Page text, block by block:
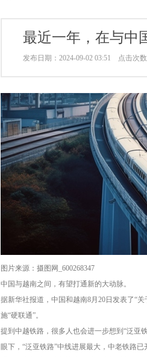
最近一年，在与中
发布日期：2024-09-02 03:51 点击次
图片来源：摄图网_600268347
中国与越南之间，有望打通新的大动脉。
据新华社报道，中国和越南8月20日发表了“
施“硬联通”。
提到中越铁路，很多人也会进一步想到“泛亚
眼下，“泛亚铁路”中线进展最大，中老铁路